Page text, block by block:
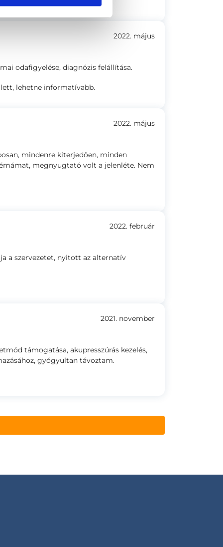
dolgokra.
2022. május
odafigyelése, diagnózis felállítása.
lehetne informatívabb.
2022. május
mindenre kiterjedően, minden
megnyugtató volt a jelenléte. Nem
2022. február
a szervezetet, nyitott az alternatív
2021. november
támogatása, akupresszúrás kezelés,
gyógyultan távoztam.